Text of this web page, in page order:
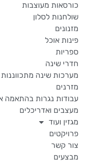
כורסאות מעוצבות
שולחנות לסלון
מזנונים
פינות אוכל
ספריות
חדרי שינה
מערכות שינה מתכווננות
מזרנים
עבודות נגרות בהתאמה
מעצבים ואדריכלים
מגזין ועוד
פרויקטים
צור קשר
מבצעים